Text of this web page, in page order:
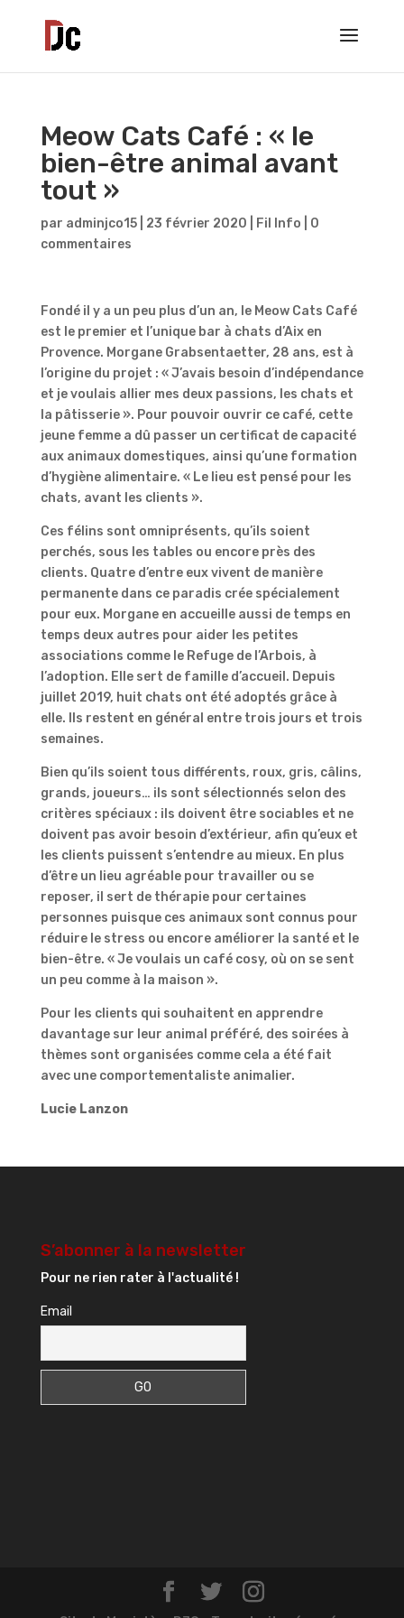
Meow Cats Café : « le
bien-être animal avant
tout »
par adminjco15| 23 février 2020 Fil Info
0
commentaires
Fondé il y a un peu plus d’un an, le Meow Cats Café
est le premier et l’unique bar à chats d’Aix en
Provence. Morgane Grabsentaetter, 28 ans, est à
l’origine du projet : « J’avais besoin d’indépendance
et je voulais allier mes deux passions, les chats et
la pâtisserie ». Pour pouvoir ouvrir ce café, cette
jeune femme a dû passer un certificat de capacité
aux animaux domestiques, ainsi qu’une formation
d’hygiène alimentaire. « Le lieu est pensé pour les
chats, avant les clients ».
Ces félins sont omniprésents, qu’ils soient
perchés, sous les tables ou encore près des
clients. Quatre d’entre eux vivent de manière
permanente dans ce paradis crée spécialement
pour eux. Morgane en accueille aussi de temps en
temps deux autres pour aider les petites
associations comme le Refuge de l’Arbois, à
l’adoption. Elle sert de famille d’accueil. Depuis
juillet 2019, huit chats ont été adoptés grâce à
elle. Ils restent en général entre trois jours et trois
semaines.
Bien qu’ils soient tous différents, roux, gris, câlins,
grands, joueurs… ils sont sélectionnés selon des
critères spéciaux : ils doivent être sociables et ne
doivent pas avoir besoin d’extérieur, afin qu’eux et
les clients puissent s’entendre au mieux. En plus
d’être un lieu agréable pour travailler ou se
reposer, il sert de thérapie pour certaines
personnes puisque ces animaux sont connus pour
réduire le stress ou encore améliorer la santé et le
bien-être. « Je voulais un café cosy, où on se sent
un peu comme à la maison ».
Pour les clients qui souhaitent en apprendre
davantage sur leur animal préféré, des soirées à
thèmes sont organisées comme cela a été fait
avec une comportementaliste animalier.
Lucie Lanzon
S’abonner à la newsletter
Pour ne rien rater à l'actualité !
Email